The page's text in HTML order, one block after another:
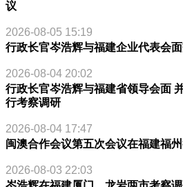
议
2026-08-05 15:19
行政长官岑浩辉与福建企业代表会
2026-08-04 20:02
行政长官岑浩辉与福建省领导会面
行考察调研
2026-08-04 17:47
闽澳合作会议第五次会议在福建福
2026-08-03 22:03